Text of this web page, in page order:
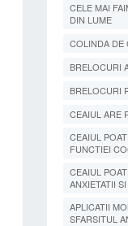
CELE MAI
DIN LUME
COLINDA DE
BRELOCURI
BRELOCURI
CEAIUL ARE
CEAIUL
FUNCTIEI
CEAIUL
ANXIETATII
APLICATII
SFARSITUL